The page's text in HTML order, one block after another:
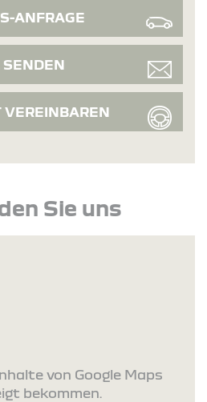
ANFRAGE
VEREINBAREN
Sie uns
von Google Maps
bekommen.